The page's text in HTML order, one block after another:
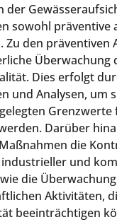
der
sowohl präventive
Zu den präventiven
Überwachung
Dies erfolgt
und Analysen, um
Darüber
die
und
die
Aktivitäten,
beeinträchtigen